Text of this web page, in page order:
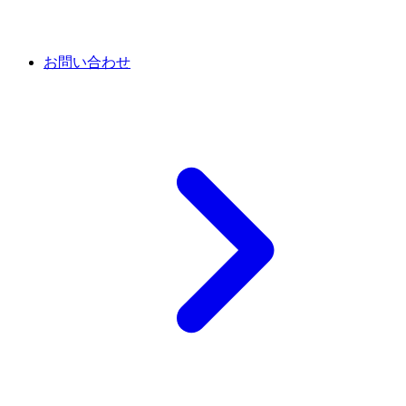
お問い合わせ